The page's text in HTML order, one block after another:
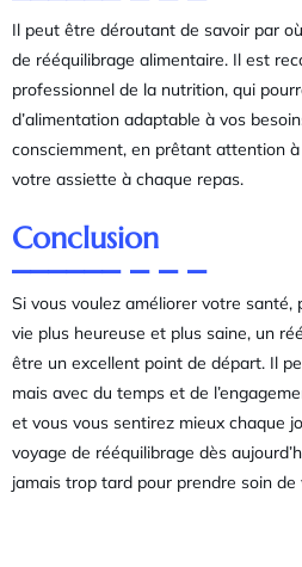
Il peut être déroutant de savoir par
de rééquilibrage alimentaire. Il est
professionnel de la nutrition, qui
d’alimentation adaptable à vos
consciemment, en prêtant attention
votre assiette à chaque repas.
Conclusion
Si vous voulez améliorer votre santé,
vie plus heureuse et plus saine, un
être un excellent point de départ. Il
mais avec du temps et de
et vous vous sentirez mieux chaque
voyage de rééquilibrage dès
jamais trop tard pour prendre soin de